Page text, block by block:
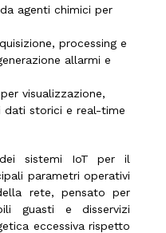
agenti chimici per
processing e
allarmi e
visualizzazione,
dati storici e real-time
sistemi IoT per il
parametri operativi
rete, pensato per
guasti e disservizi
eccessiva rispetto